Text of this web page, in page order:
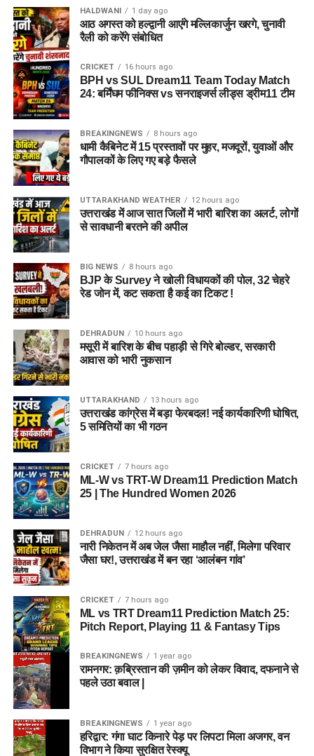
HALDWANI 1 day ago
आठ अगस्त को हल्द्वानी आएंगे मल्लिकार्जुन खरगे, चुनावी
रैली को करेंगे संबोधित
CRICKET 16 hours ago
BPH vs SUL Dream11 Team Today Match
24: बर्मिंघम फीनिक्स vs सनराइजर्स लीड्स ड्रीम11 टीम
BREAKINGNEWS 8 hours ago
धामी कैबिनेट में 15 प्रस्तावों पर मुहर, मजदूरों, युवाओं और
गौपालकों के लिए गए बड़े फैसले
UTTARAKHAND WEATHER 12 hours ago
उत्तराखंड में आज सात जिलों में भारी बारिश का अलर्ट, लोगों
से सावधानी बरतने की अपील
BIG NEWS 8 hours ago
BJP के Survey ने खोली विधायकों की पोल, 32 चेहरे
रेड जोन में, कट सकता है कई का टिकट !
DEHRADUN 10 hours ago
मसूरी में बारिश के बीच पहाड़ी से गिरे बोल्डर, सरकारी
आवास को भारी नुकसान
UTTARAKHAND 13 hours ago
उत्तराखंड कांग्रेस में बड़ा फेरबदल! नई कार्यकारिणी घोषित,
5 समितियों का भी गठन
CRICKET 7 hours ago
ML-W vs TRT-W Dream11 Prediction Match
25 | The Hundred Women 2026
DEHRADUN 12 hours ago
नारी निकेतन में अब जेल जैसा माहौल नहीं, मिलेगा परिवार
जैसा घर!, उत्तराखंड में बन रहा ‘आलंबन गांव’
CRICKET 7 hours ago
ML vs TRT Dream11 Prediction Match 25:
Pitch Report, Playing 11 & Fantasy Tips
BREAKINGNEWS 1 year ago
रामनगर: क़ब्रिस्तान की ज़मीन को लेकर विवाद, दफनाने से
पहले उठा बवाल |
BREAKINGNEWS 1 year ago
हरिद्वार: गंगा घाट किनारे पेड़ पर लिपटा मिला अजगर, वन
विभाग ने किया सुरक्षित रेस्क्यू